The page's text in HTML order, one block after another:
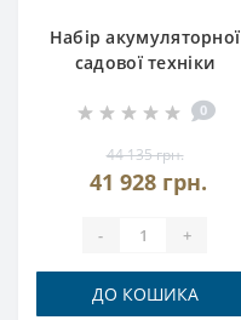
Набір акумуляторної
садової техніки
0
44 135 грн.
41 928 грн.
- +
ДО КОШИКА